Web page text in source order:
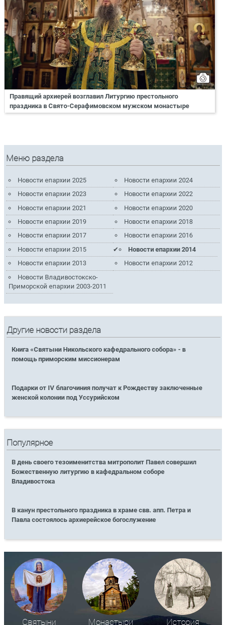
Правящий архиерей возглавил Литургию престольного
праздника в Свято-Серафимовском мужском монастыре
Меню раздела
Новости епархии 2025
Новости епархии 2024
Новости епархии 2023
Новости епархии 2022
Новости епархии 2021
Новости епархии 2020
Новости епархии 2019
Новости епархии 2018
Новости епархии 2017
Новости епархии 2016
Новости епархии 2015
Новости епархии 2014
Новости епархии 2013
Новости епархии 2012
Новости Владивостокско-
Приморской епархии 2003-2011
Другие новости раздела
Книга «Святыни Никольского кафедрального собора» - в
помощь приморским миссионерам
Подарки от IV благочиния получат к Рождеству заключенные
женской колонии под Уссурийском
Популярное
В день своего тезоименитства митрополит Павел совершил
Божественную литургию в кафедральном соборе
Владивостока
В канун престольного праздника в храме свв. апп. Петра и
Павла состоялось архиерейское богослужение
Святыни Монастыри История